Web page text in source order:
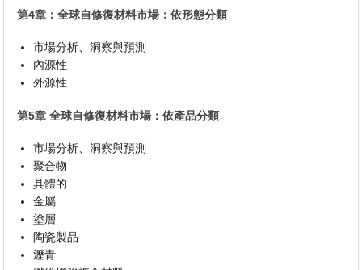
第4章：全球自修復材料市場：依形態分類
市場分析、洞察與預測
內源性
外源性
第5章 全球自修復材料市場：依產品分類
市場分析、洞察與預測
聚合物
具體的
金屬
塗層
陶瓷製品
瀝青